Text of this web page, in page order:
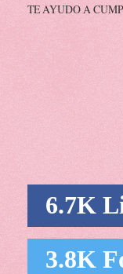
TE AYUDO A
6.7K
3.8K